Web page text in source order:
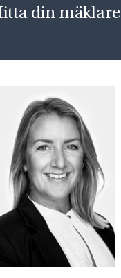
din mäklare